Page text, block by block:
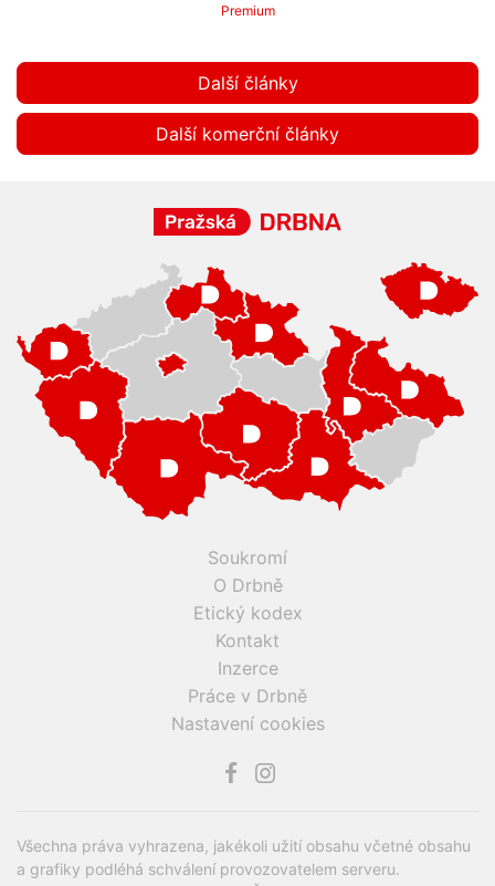
Premium
Další články
Další komerční články
Soukromí
O Drbně
Etický kodex
Kontakt
Inzerce
Práce v Drbně
Nastavení cookies
Všechna práva vyhrazena, jakékoli užití obsahu včetné obsahu
a grafiky podléhá schválení provozovatelem serveru.